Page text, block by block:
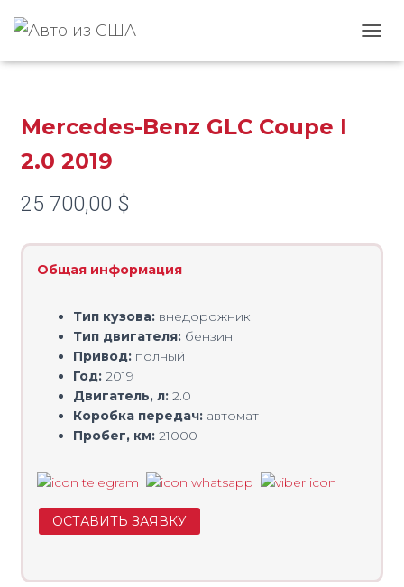
Mercedes-Benz GLC Coupe I
2.0 2019
25 700,00 $
Общая информация
Тип кузова: внедорожник
Тип двигателя: бензин
Привод: полный
Год: 2019
Двигатель, л: 2.0
Коробка передач: автомат
Пробег, км: 21000
ОСТАВИТЬ ЗАЯВКУ